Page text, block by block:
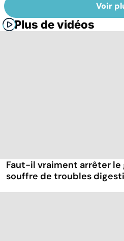
Voir
Plus de vidéos
Faut-il vraiment arrêter le
souffre de troubles